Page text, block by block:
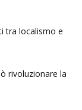
tra localismo e
rivoluzionare la